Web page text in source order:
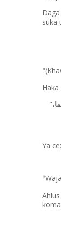
suka
“
Haka
"
Ya
“